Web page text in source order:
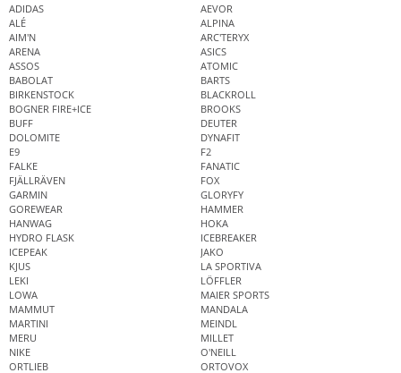
ADIDAS
AEVOR
ALÉ
ALPINA
AIM'N
ARC'TERYX
ARENA
ASICS
ASSOS
ATOMIC
BABOLAT
BARTS
BIRKENSTOCK
BLACKROLL
BOGNER FIRE+ICE
BROOKS
BUFF
DEUTER
DOLOMITE
DYNAFIT
E9
F2
FALKE
FANATIC
FJÄLLRÄVEN
FOX
GARMIN
GLORYFY
GOREWEAR
HAMMER
HANWAG
HOKA
HYDRO FLASK
ICEBREAKER
ICEPEAK
JAKO
KJUS
LA SPORTIVA
LEKI
LÖFFLER
LOWA
MAIER SPORTS
MAMMUT
MANDALA
MARTINI
MEINDL
MERU
MILLET
NIKE
O'NEILL
ORTLIEB
ORTOVOX